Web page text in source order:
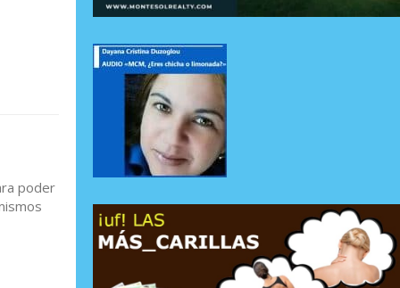
poder